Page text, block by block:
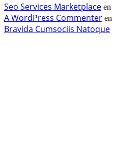
Seo Services Marketplace en
A WordPress Commenter en
Bravida Cumsociis Natoque